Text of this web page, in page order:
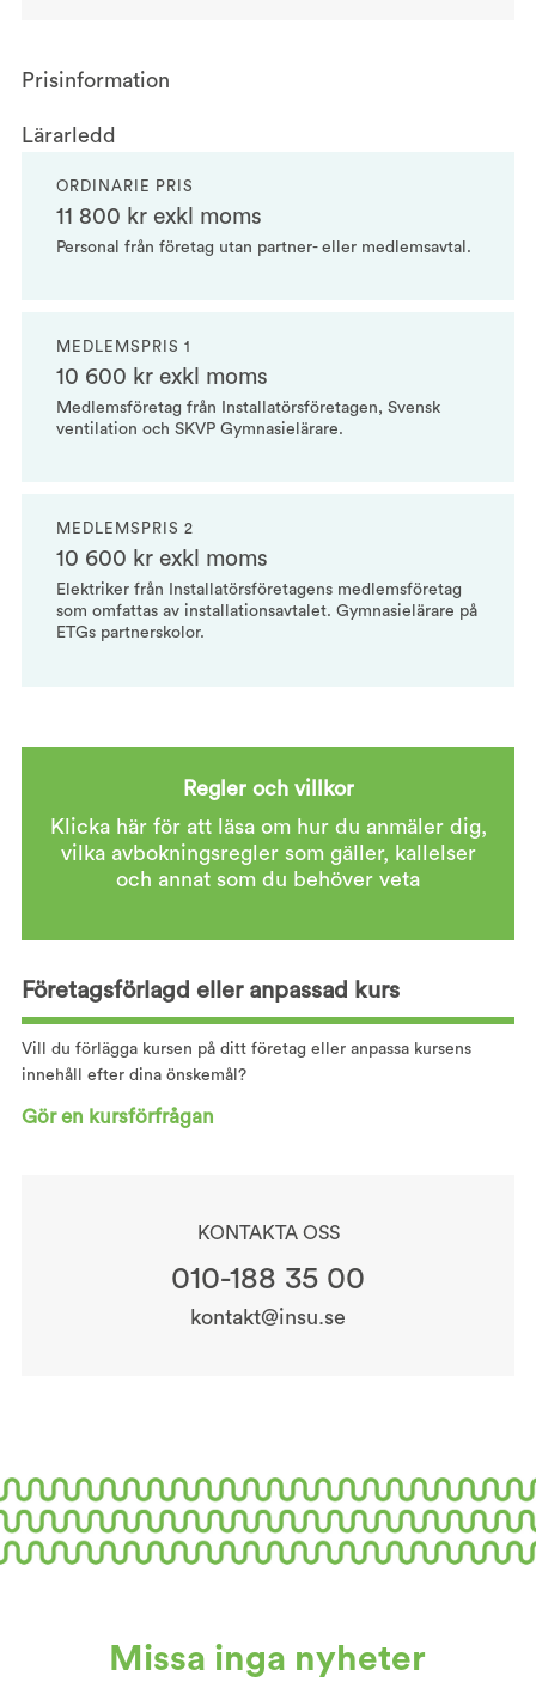
Prisinformation
Lärarledd
ORDINARIE PRIS
11 800 kr exkl moms
Personal från företag utan partner- eller medlemsavtal.
MEDLEMSPRIS 1
10 600 kr exkl moms
Medlemsföretag från Installatörsföretagen, Svensk
ventilation och SKVP Gymnasielärare.
MEDLEMSPRIS 2
10 600 kr exkl moms
Elektriker från Installatörsföretagens medlemsföretag
som omfattas av installationsavtalet. Gymnasielärare på
ETGs partnerskolor.
Regler och villkor
Klicka här för att läsa om hur du anmäler dig,
vilka avbokningsregler som gäller, kallelser
och annat som du behöver veta
Företagsförlagd eller anpassad kurs
Vill du förlägga kursen på ditt företag eller anpassa kursens
innehåll efter dina önskemål?
Gör en kursförfrågan
KONTAKTA OSS
010-188 35 00
kontakt@insu.se
Missa inga nyheter